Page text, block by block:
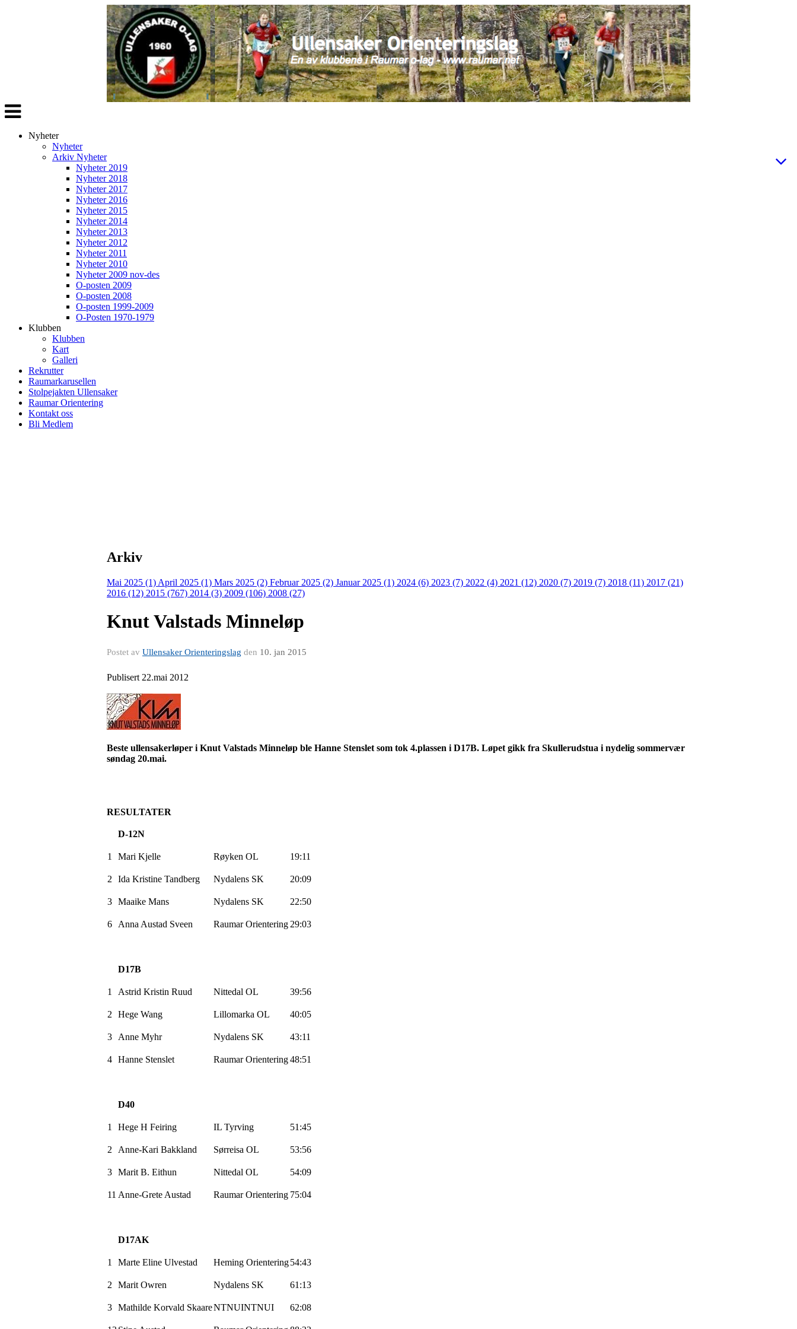
Veksle
navigasjon
Nyheter
Nyheter
Arkiv Nyheter
Nyheter 2019
Nyheter 2018
Nyheter 2017
Nyheter 2016
Nyheter 2015
Nyheter 2014
Nyheter 2013
Nyheter 2012
Nyheter 2011
Nyheter 2010
Nyheter 2009 nov-des
O-posten 2009
O-posten 2008
O-posten 1999-2009
O-Posten 1970-1979
Klubben
Klubben
Kart
Galleri
Rekrutter
Raumarkarusellen
Stolpejakten Ullensaker
Raumar Orientering
Kontakt oss
Bli Medlem
Arkiv
Mai 2025 (1) April 2025 (1) Mars 2025 (2) Februar 2025 (2) Januar 2025 (1) 2024 (6) 2023 (7) 2022 (4) 2021 (12) 2020 (7) 2019 (7) 2018 (11) 2017 (21)
2016 (12) 2015 (767) 2014 (3) 2009 (106) 2008 (27)
Knut Valstads Minneløp
Postet av Ullensaker Orienteringslag den 10. jan 2015
Publisert 22.mai 2012
Beste ullensakerløper i Knut Valstads Minneløp ble Hanne Stenslet som tok 4.plassen i D17B. Løpet gikk fra Skullerudstua i nydelig sommervær
søndag 20.mai.
RESULTATER
D-12N
1 Mari Kjelle Røyken OL 19:11
2 Ida Kristine Tandberg Nydalens SK 20:09
3 Maaike Mans Nydalens SK 22:50
6 Anna Austad Sveen RaumarOrientering 29:03
D17B
1 Astrid Kristin Ruud Nittedal OL 39:56
2 Hege Wang Lillomarka OL 40:05
3 Anne Myhr Nydalens SK 43:11
4 Hanne Stenslet RaumarOrientering48:51
D40
1 Hege H Feiring IL Tyrving 51:45
2 Anne-Kari Bakkland Sørreisa OL 53:56
3 Marit B. Eithun Nittedal OL 54:09
11 Anne-Grete Austad RaumarOrientering 75:04
D17AK
1 Marte Eline Ulvestad Heming Orientering54:43
2 Marit Owren Nydalens SK 61:13
3 Mathilde Korvald SkaareNTNUINTNUI 62:08